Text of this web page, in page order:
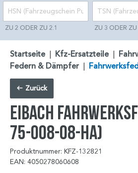
ZU 2 ODER ZU 2.1 ZU 3 ODER ZU
Startseite | Kfz-Ersatzteile |
Federn & Dämpfer |
Zurück
EIBACH
75-008-08-HA)
Produktnummer: KFZ-132821
EAN: 4050278060608